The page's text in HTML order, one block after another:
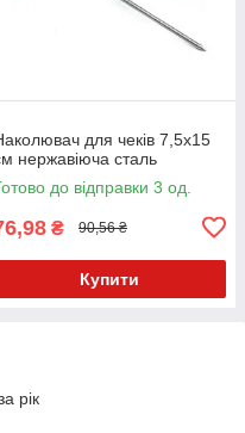
для чеків 7,5х15
нержавіюча сталь
до відправки 3 од.
₴ 90,56 ₴
Купити
рік